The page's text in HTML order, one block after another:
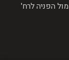
מול הפניה לרח'